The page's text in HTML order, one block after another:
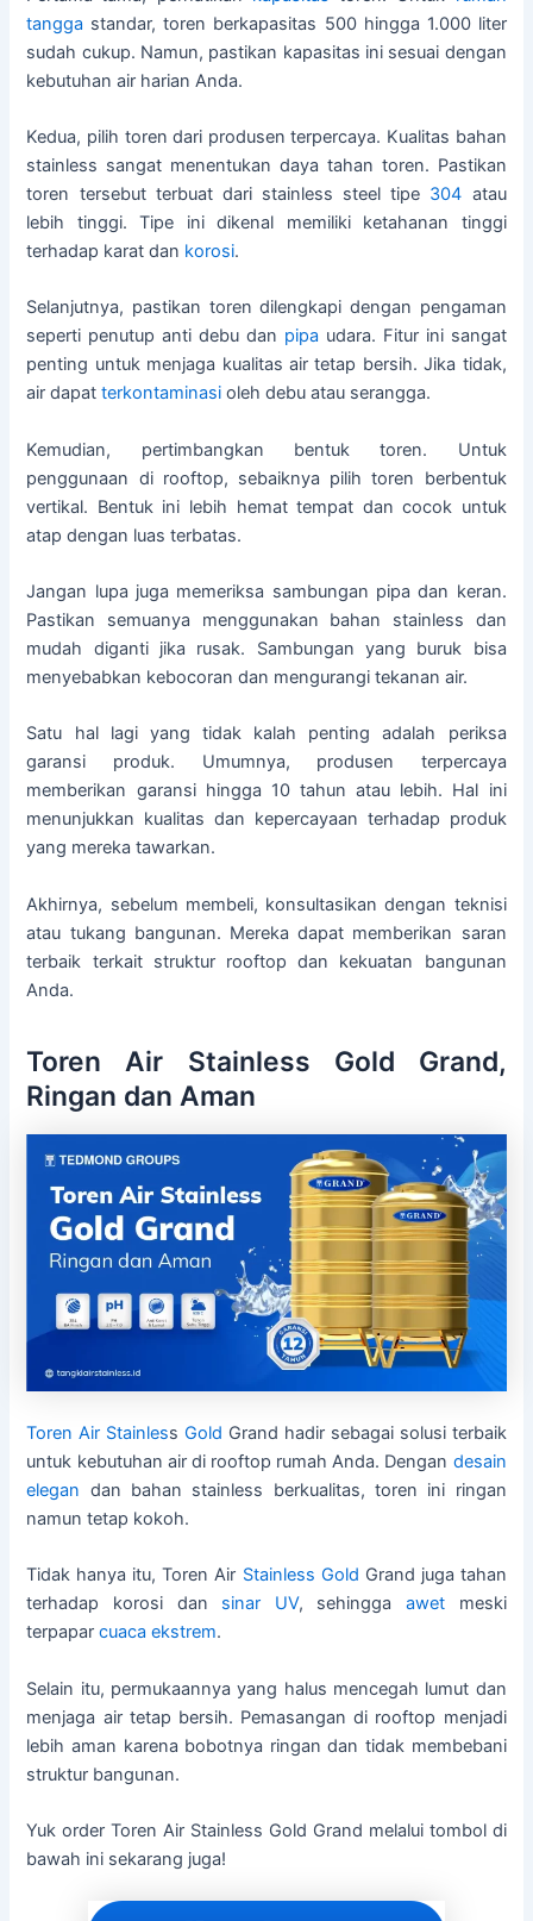
tangga standar, toren berkapasitas 500 hingga 1.000 liter
sudah cukup. Namun, pastikan kapasitas ini sesuai dengan
kebutuhan air harian Anda.
Kedua, pilih toren dari produsen terpercaya. Kualitas bahan
stainless sangat menentukan daya tahan toren. Pastikan
toren tersebut terbuat dari stainless steel tipe 304 atau
lebih tinggi. Tipe ini dikenal memiliki ketahanan tinggi
terhadap karat dan korosi.
Selanjutnya, pastikan toren dilengkapi dengan pengaman
seperti penutup anti debu dan pipa udara. Fitur ini sangat
penting untuk menjaga kualitas air tetap bersih. Jika tidak,
air dapatterkontaminasi oleh debu atau serangga.
Kemudian, pertimbangkan bentuk toren. Untuk
penggunaan di rooftop, sebaiknya pilih toren berbentuk
vertikal. Bentuk ini lebih hemat tempat dan cocok untuk
atap dengan luas terbatas.
Jangan lupa juga memeriksa sambungan pipa dan keran.
Pastikan semuanya menggunakan bahan stainless dan
mudah diganti jika rusak. Sambungan yang buruk bisa
menyebabkan kebocoran dan mengurangi tekanan air.
Satu hal lagi yang tidak kalah penting adalah periksa
garansi produk. Umumnya, produsen terpercaya
memberikan garansi hingga 10 tahun atau lebih. Hal ini
menunjukkan kualitas dan kepercayaan terhadap produk
yang mereka tawarkan.
Akhirnya, sebelum membeli, konsultasikan dengan teknisi
atau tukang bangunan. Mereka dapat memberikan saran
terbaik terkait struktur rooftop dan kekuatan bangunan
Anda.
Toren Air Stainless Gold Grand,
Ringan dan Aman
Toren Air StainlessGold Grand hadir sebagai solusi terbaik
untuk kebutuhan air di rooftop rumah Anda. Dengan desain
elegan dan bahan stainless berkualitas, toren ini ringan
namun tetap kokoh.
Tidak hanya itu, Toren Air Stainless Gold Grand juga tahan
terhadap korosi dan sinar UV, sehingga awetmeski
terpaparcuaca ekstrem.
Selain itu, permukaannya yang halus mencegah lumut dan
menjaga air tetap bersih. Pemasangan di rooftop menjadi
lebih aman karena bobotnya ringan dan tidak membebani
struktur bangunan.
Yuk order Toren Air Stainless Gold Grand melalui tombol di
bawah ini sekarang juga!